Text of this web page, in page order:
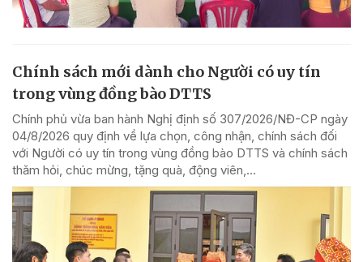
Chính sách mới dành cho Người có uy tín
trong vùng đồng bào DTTS
Chính phủ vừa ban hành Nghị định số 307/2026/NĐ-CP ngày
04/8/2026 quy định về lựa chọn, công nhận, chính sách đối
với Người có uy tín trong vùng đồng bào DTTS và chính sách
thăm hỏi, chúc mừng, tặng quà, động viên,...